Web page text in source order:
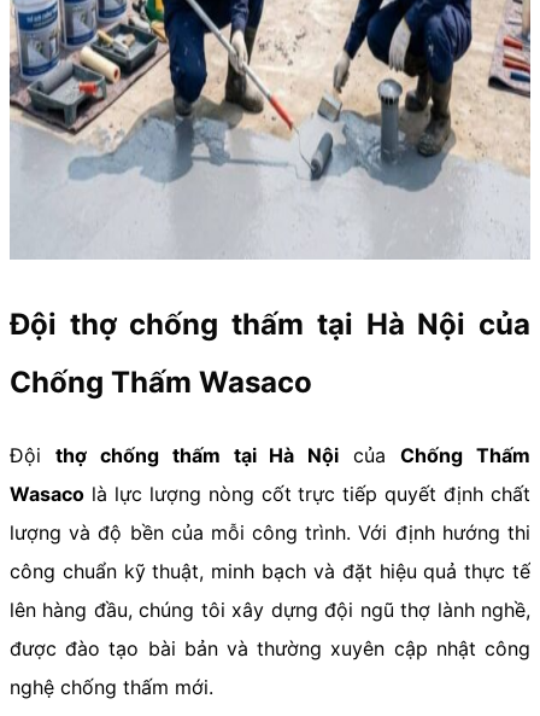
Đội thợ chống thấm tại Hà Nội của
Chống Thấm Wasaco
Đội thợ chống thấm tại Hà Nội củaChống Thấm
Wasaco là lực lượng nòng cốt trực tiếp quyết định chất
lượng và độ bền của mỗi công trình. Với định hướng thi
công chuẩn kỹ thuật, minh bạch và đặt hiệu quả thực tế
lên hàng đầu, chúng tôi xây dựng đội ngũ thợ lành nghề,
được đào tạo bài bản và thường xuyên cập nhật công
nghệ chống thấm mới.